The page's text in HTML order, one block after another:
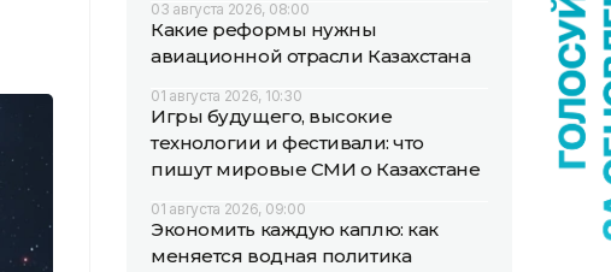
03 августа 2026, 08:00
Какие реформы нужны
авиационной отрасли Казахстана
01 августа 2026, 10:30
Игры будущего, высокие
технологии и фестивали: что
пишут мировые СМИ о Казахстане
01 августа 2026, 09:00
Экономить каждую каплю: как
меняется водная политика